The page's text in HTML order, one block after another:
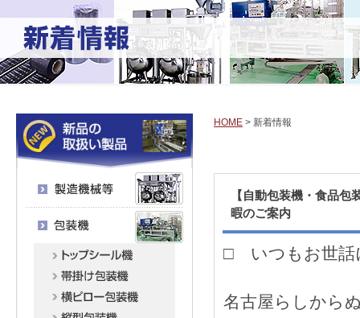
HOME > 新着情報
【自動包装機・食品
暇のご案内
□ いつもお世話
名古屋らしから